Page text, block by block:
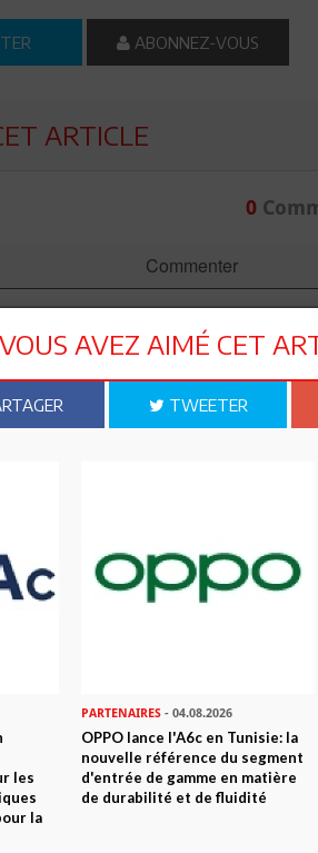
ABONNEZ-VOUS
ARTICLE
0
Commenter
VOUS AVEZ AIMÉ CET
TWEETER
les
la
PARTENAIRES - 04.08.2026
OPPO lance l'A6c en Tunisie: la
nouvelle référence du segment
d'entrée de gamme en matière
de durabilité et de fluidité